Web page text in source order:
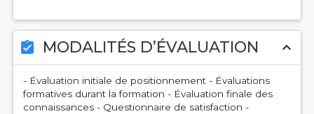
assignment_turned_in MODALITÉS D’ÉVALUATION expand_less
- Évaluation initiale de positionnement - Évaluations
formatives durant la formation - Évaluation finale des
connaissances - Questionnaire de satisfaction -